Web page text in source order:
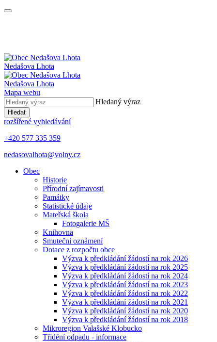
Nedašova Lhota
Nedašova Lhota
Mapa webu
Hledaný výraz
Hledat
rozšířené vyhledávání
+420 577 335 359
nedasovalhota@volny.cz
Obec
Historie
Přírodní zajímavosti
Památky
Statistické údaje
Mateřská škola
Fotogalerie MŠ
Knihovna
Smuteční oznámení
Dotace z rozpočtu obce
Výzva k předkládání žádostí na rok 2026
Výzva k předkládání žádostí na rok 2025
Výzva k předkládání žádostí na rok 2024
Výzva k předkládání žádostí na rok 2023
Výzva k předkládání žádostí na rok 2022
Výzva k předkládání žádostí na rok 2021
Výzva k předkládání žádostí na rok 2020
Výzva k předkládání žádostí na rok 2018
Mikroregion Valašské Klobucko
Třídění odpadu - informace